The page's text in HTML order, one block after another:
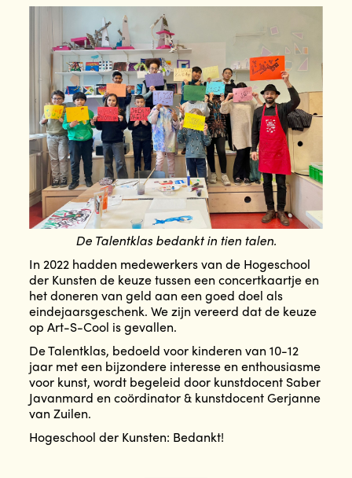
De Talentklas bedankt in tien talen.
In 2022 hadden medewerkers van de Hogeschool
der Kunsten de keuze tussen een concertkaartje en
het doneren van geld aan een goed doel als
eindejaarsgeschenk. We zijn vereerd dat de keuze
op Art-S-Cool is gevallen.
De Talentklas, bedoeld voor kinderen van 10-12
jaar met een bijzondere interesse en enthousiasme
voor kunst, wordt begeleid door kunstdocent Saber
Javanmard en coördinator & kunstdocent Gerjanne
van Zuilen.
Hogeschool der Kunsten: Bedankt!